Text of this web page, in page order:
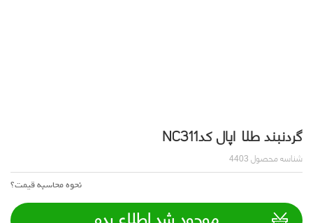
گردنبند طلا اپال کدNC311
شناسه محصول
نحوه محاسبه قیمت؟